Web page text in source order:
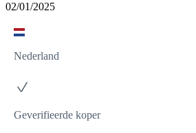
02/01/2025
Nederland
Geverifieerde koper